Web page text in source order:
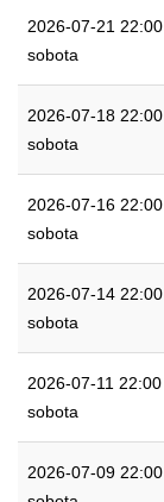
2026-07-21 22:00
sobota
2026-07-18 22:00
sobota
2026-07-16 22:00
sobota
2026-07-14 22:00
sobota
2026-07-11 22:00
sobota
2026-07-09 22:00